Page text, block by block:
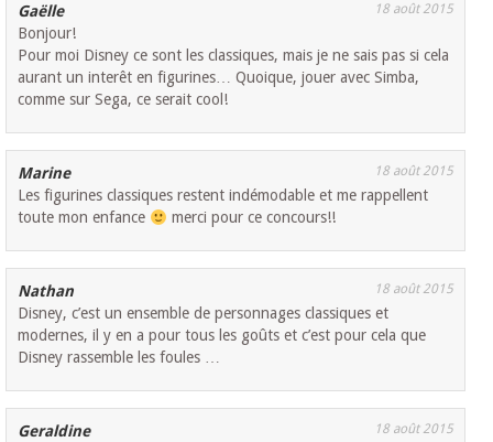
Gaëlle 18 août 2015
Bonjour!
Pour moi Disney ce sont les classiques, mais je ne sais pas si cela
aurant un interêt en figurines… Quoique, jouer avec Simba,
comme sur Sega, ce serait cool!
Marine 18 août 2015
Les figurines classiques restent indémodable et me rappellent
toute mon enfance
merci pour ce concours!!
Nathan 18 août 2015
Disney, c’est un ensemble de personnages classiques et
modernes, il y en a pour tous les goûts et c’est pour cela que
Disney rassemble les foules …
Geraldine 18 août 2015